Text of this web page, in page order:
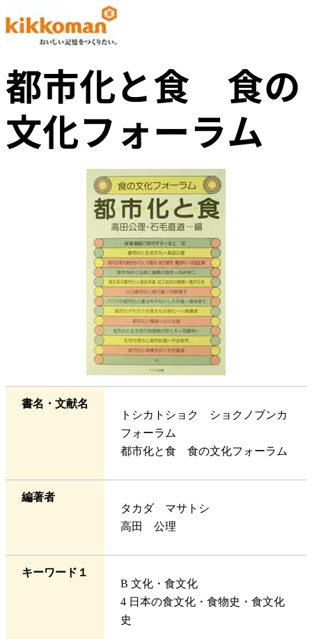
都市化と食 食の
文化フォーラム
書名・文献名
トシカトショク ショクノブンカ
フォーラム
都市化と食 食の文化フォーラム
編著者
タカダ マサトシ
高田 公理
キーワード１
B 文化・食文化
4 日本の食文化・食物史・食文化
史